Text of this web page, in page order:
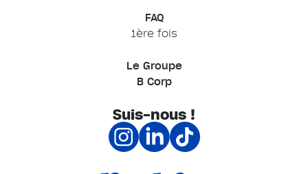
FAQ
1ère fois
Le Groupe
B Corp
Suis-nous !